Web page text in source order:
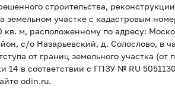
строительства,
земельном участке с кадастровым
м, расположенному по адресу:
с/о Назарьевский, д. Солослово, в
от границ земельного участка (от
14 в соответствии с ГПЗУ № RU
odin.ru.